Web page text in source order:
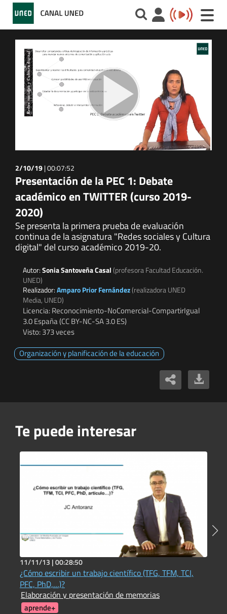
Toggle
2/10/19|00:07:52
Presentación de la PEC 1: Debate
académico en TWITTER (curso 2019-
2020)
Se presenta la primera prueba de evaluación
continua de la asignatura "Redes sociales y Cultura
digital" del curso académico 2019-20.
Autor:Sonia Santoveña Casal(profesora Facultad Educación.
UNED)
Realizador:Amparo Prior Fernández(realizadora UNED
Media, UNED)
Licencia: Reconocimiento-NoComercial-CompartirIgual
3.0 España (CC BY-NC-SA 3.0 ES)
Visto: 373 veces
Organización y planificación de la educación
Te puede interesar
11/11/13 |00:28:50
¿Cómo escribir un trabajo científico (TFG, TFM, TCI,
PFC, PhD,…)?
Elaboración y presentación de memorias
aprende+